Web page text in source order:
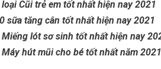
loại Cũi trẻ em tốt nhất hiện nay 2021
sữa tăng cân tốt nhất hiện nay 2021
Miếng lót sơ sinh tốt nhất hiện nay
Máy hút mũi cho bé tốt nhất năm 2021